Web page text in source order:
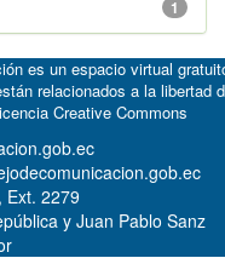
1
es un espacio virtual
relacionados a la libertad
Creative Commons
Ext. 2279
y Juan Pablo Sanz